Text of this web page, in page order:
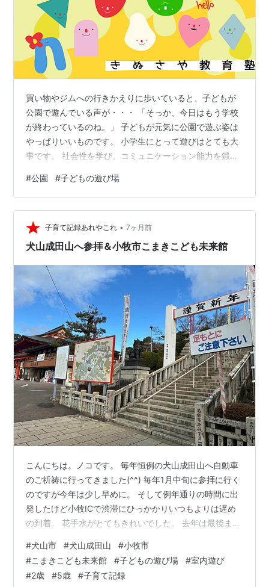
買い物やジムへの行きかえりに歩いていると、子どもが
公園で遊んでいる声が・・・ 「そっか、今日はもう学校
が終わっているのね。」 子どもが元気に公園で遊ぶ姿は
やっぱりいいものです。 小学生にとって遊びはとても大
事です。 社会性を学び、コミュニケーション能力を鍛え
られます。 日が暮れるまで友だちと思い切り遊べるのは
幸せでしょう。 そんな公園が家の近くにあるでしょう
か？ 校区によっては、「公園はあるけれど、子どもは習
い事に忙しくて誰も遊んでいない！」なんてところもあ
るようです。 それはそれでちょっと悲しい・・・。 ま
#公園 #子どもの遊び場
子育て記録あれやこれ • 7ヶ月前
犬山成田山へ参拝＆小牧市こまきこども未来館
こんにちは。ノコです。 毎年恒例の犬山成田山へ自動車
のご祈祷に行ってきました(^^) 毎年1月中旬に参拝に行く
のですが今年は少し早めに。 そして例年通りの時間に出
発したけど小牧ICで渋滞にひっかかりいつもよりは遅め
の到着。 花手水がとてもきれいでした。 去年は最後まで
最後まで自分の足であがることができました。成長～！
参拝後はカフェでモーニングをして、小牧市にある「こ
まきこども未来館」へ。 しばしの遊びタイム。 小牧市に
#犬山市 #犬山成田山 #小牧市
#こまきこども未来館 #子どもの遊び場 #室内遊び
#2歳 #5歳 #子育て記録